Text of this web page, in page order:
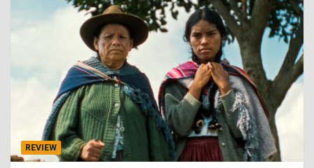
REVIEW